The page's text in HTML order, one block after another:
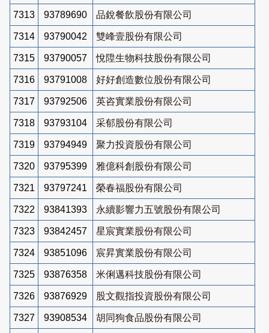
7313 93789690 品銳餐飲股份有限公司
7314 93790042 雙峰壹股份有限公司
7315 93790057 悅陞生物科技股份有限公司
7316 93791008 好好創造數位股份有限公司
7317 93792506 英咨實業股份有限公司
7318 93793104 采郁股份有限公司
7319 93794949 聚力投資股份有限公司
7320 93795399 雅億科創股份有限公司
7321 93797241 榮春福股份有限公司
7322 93841393 永續影響力五號股份有限公司
7323 93842457 星宸實業股份有限公司
7324 93851096 宸昇實業股份有限公司
7325 93876358 米俐邁科技股份有限公司
7326 93876929 股文觀指投資股份有限公司
7327 93908534 胡同狗食品股份有限公司